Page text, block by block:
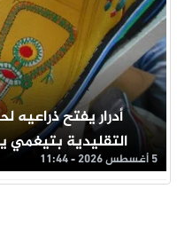
أدرار يفتح ذراعيه
التقليدية بتيغمي
5 أغسطس 2026 - 11:44